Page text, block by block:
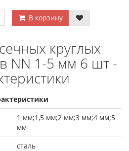
В корзину
круглых
NN 1-5 мм 6 шт -
1 мм;1,5 мм;2 мм;3 мм;4 мм;5
мм
сталь